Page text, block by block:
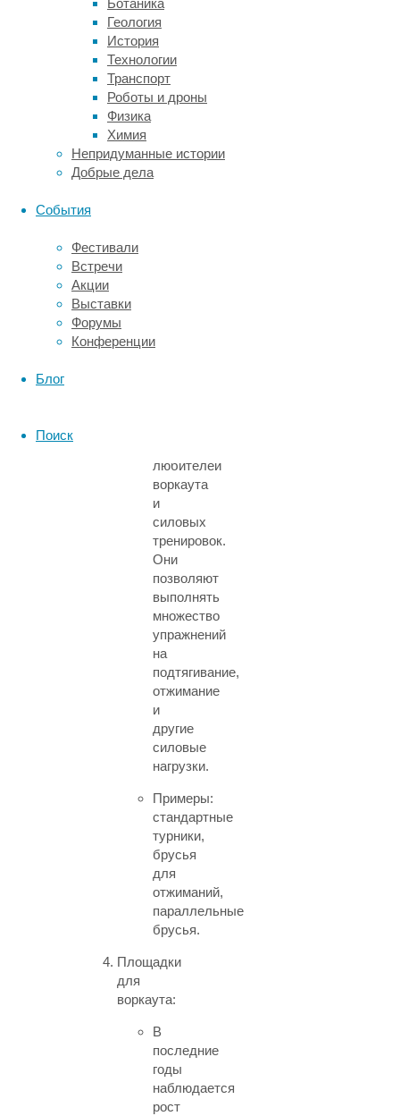
Ботаника
Геология
История
Технологии
Транспорт
Роботы и дроны
Физика
Химия
Непридуманные истории
Добрые дела
События
Фестивали
Встречи
Акции
Выставки
Форумы
Конференции
Блог
Поиск
имеют
специальное
покрытие,
которое
обеспечивает
безопасность
Примеры:
Турники
и
любителей
воркаута
и
силовых
тренировок.
Они
позволяют
выполнять
множество
упражнений
на
подтягивание,
отжимание
и
другие
силовые
нагрузки.
Примеры:
стандартные
турники,
брусья
для
отжиманий,
параллельные
брусья.
Площадки
для
воркаута:
В
последние
годы
наблюдается
рост